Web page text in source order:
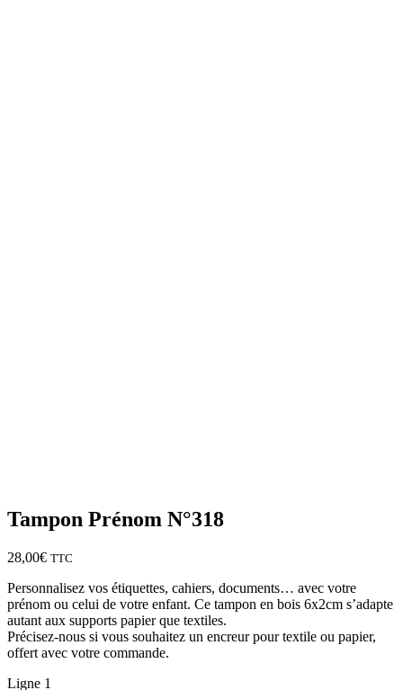
Tampon Prénom N°318
28,00€ TTC
Personnalisez vos étiquettes, cahiers, documents… avec votre
prénom ou celui de votre enfant. Ce tampon en bois 6x2cm s’adapte
autant aux supports papier que textiles.
Précisez-nous si vous souhaitez un encreur pour textile ou papier,
offert avec votre commande.
Ligne 1